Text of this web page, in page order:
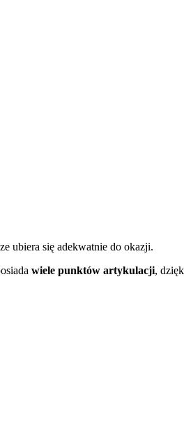
ubiera się adekwatnie do okazji.
wiele punktów artykulacji,